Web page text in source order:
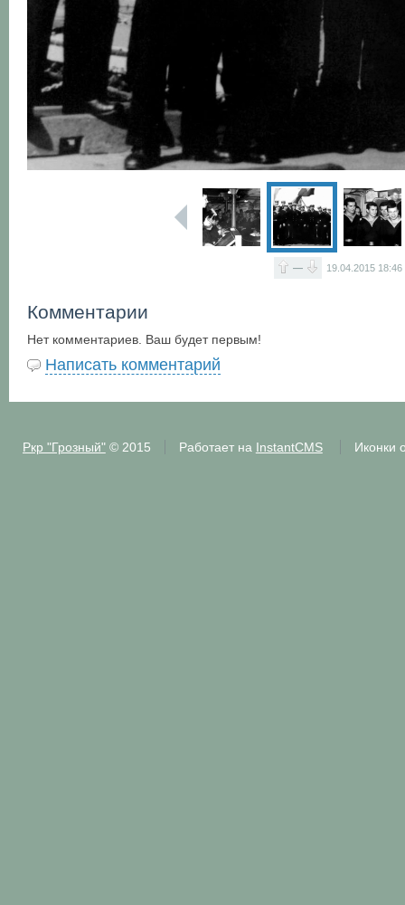
— 19.04.2015 18:46
Комментарии
Нет комментариев. Ваш будет первым!
Написать комментарий
Ркр "Грозный"© 2015 Работает на InstantCMS Иконки